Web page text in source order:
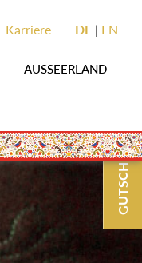
AUSSEERLAND
Karriere DE EN
GUTSCHEINE